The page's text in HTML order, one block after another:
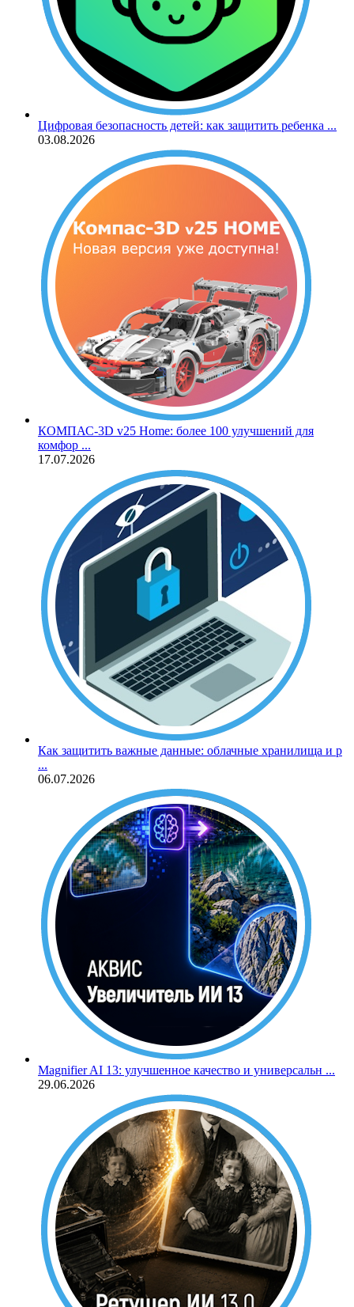
Цифровая безопасность детей: как защитить ребенка ...
03.08.2026
КОМПАС‑3D v25 Home: более 100 улучшений для
комфор ...
17.07.2026
Как защитить важные данные: облачные хранилища и р
...
06.07.2026
Magnifier AI 13: улучшенное качество и универсальн ...
29.06.2026